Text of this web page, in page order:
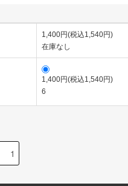
1,400円(税込1,540円)
在庫なし
1,400円(税込1,540円)
6